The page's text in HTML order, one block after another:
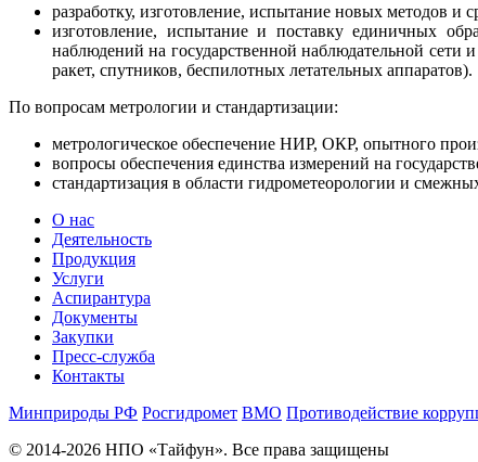
разработку, изготовление, испытание новых методов и
изготовление, испытание и поставку единичных
наблюдений на государственной наблюдательной сети
ракет, спутников, беспилотных летательных аппаратов).
По вопросам метрологии и стандартизации:
метрологическое обеспечение НИР, ОКР, опытного
вопросы обеспечения единства измерений на
стандартизация в области гидрометеорологии и
О нас
Деятельность
Продукция
Услуги
Аспирантура
Документы
Закупки
Пресс-служба
Контакты
Минприроды РФ Росгидромет ВМО Противодействие
© 2014-2026 НПО «Тайфун». Все права защищены